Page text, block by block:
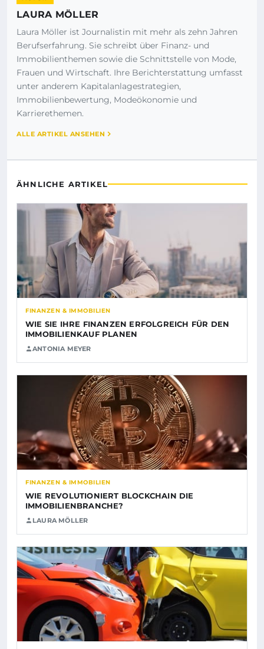
LAURA MÖLLER
Laura Möller ist Journalistin mit mehr als zehn Jahren
Berufserfahrung. Sie schreibt über Finanz- und
Immobilienthemen sowie die Schnittstelle von Mode,
Frauen und Wirtschaft. Ihre Berichterstattung umfasst
unter anderem Kapitalanlagestrategien,
Immobilienbewertung, Modeökonomie und
Karrierethemen.
ALLE ARTIKEL ANSEHEN
ÄHNLICHE ARTIKEL
FINANZEN & IMMOBILIEN
WIE SIE IHRE FINANZEN ERFOLGREICH FÜR DEN
IMMOBILIENKAUF PLANEN
ANTONIA MEYER
FINANZEN & IMMOBILIEN
WIE REVOLUTIONIERT BLOCKCHAIN DIE
IMMOBILIENBRANCHE?
LAURA MÖLLER